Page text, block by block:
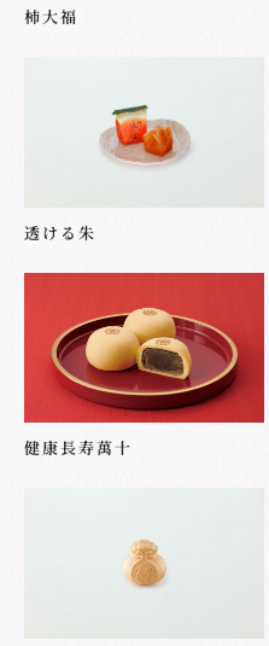
柿大福
透ける朱
健康長寿萬十